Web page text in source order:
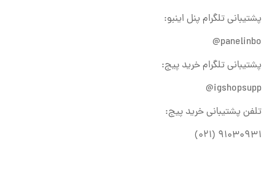
پشتیبانی تلگرام پنل اینبو:
panelinbo@
پشتیبانی تلگرام خرید پیج:
igshopsupp@
تلفن پشتیبانی خرید پیج:
۹۱۰۳۰۹۳۱ (۰۲۱)